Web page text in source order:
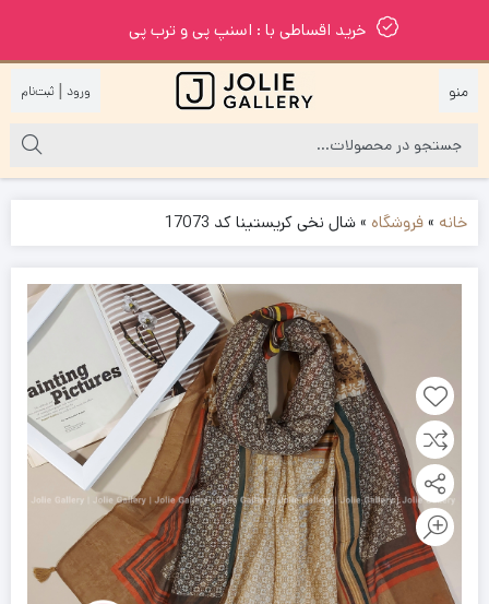
خرید اقساطی با : اسنپ پی و ترب پی
|
خانه »فروشگاه »شال نخی کریستینا کد 17073